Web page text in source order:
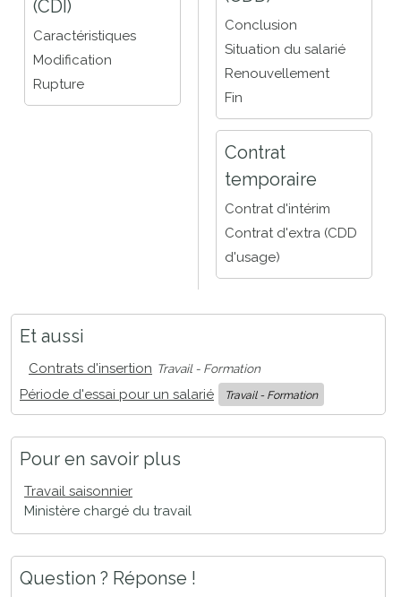
(CDI)
Caractéristiques
Modification
Rupture
Conclusion
Situation du salarié
Renouvellement
Fin
Contrat
temporaire
Contrat d'intérim
Contrat d'extra (CDD
d'usage)
Et aussi
Contrats d'insertion Travail - Formation
Période d'essai pour un salarié Travail - Formation
Pour en savoir plus
Travail saisonnier
Ministère chargé du travail
Question ? Réponse !